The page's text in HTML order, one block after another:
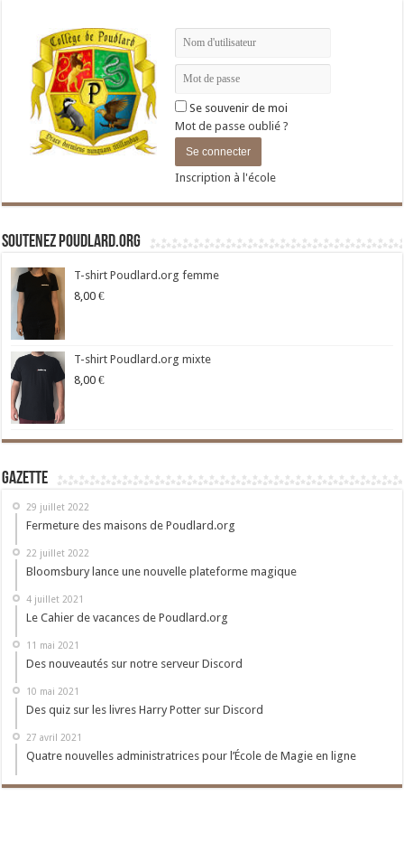
Se souvenir de moi
Mot de passe oublié ?
Inscription à l'école
Soutenez Poudlard.org
T-shirt Poudlard.org femme
8,00 €
T-shirt Poudlard.org mixte
8,00 €
Gazette
29 juillet 2022
Fermeture des maisons de Poudlard.org
22 juillet 2022
Bloomsbury lance une nouvelle plateforme magique
4 juillet 2021
Le Cahier de vacances de Poudlard.org
11 mai 2021
Des nouveautés sur notre serveur Discord
10 mai 2021
Des quiz sur les livres Harry Potter sur Discord
27 avril 2021
Quatre nouvelles administratrices pour l’École de Magie en ligne